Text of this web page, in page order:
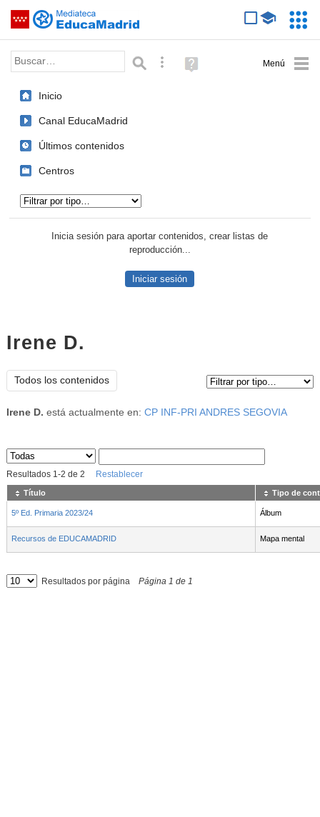
Saltar navegación
Palabra o frase: Búsqueda avanzada
Ayuda
(en
Inicio
Canal EducaMadrid
Últimos contenidos
Centros
Inicia sesión para aportar contenidos, crear listas de
reproducción...
Iniciar sesión
Irene D.
Todos los contenidos
Irene D. está actualmente en: CP INF-PRI ANDRES SEGOVIA
Sus archivos
Resultados 1-2 de 2 Restablecer
Título Tipo de
5º Ed. Primaria 2023/24 Álbum
Recursos de EDUCAMADRID Mapa mental
Resultados por página Página 1 de 1